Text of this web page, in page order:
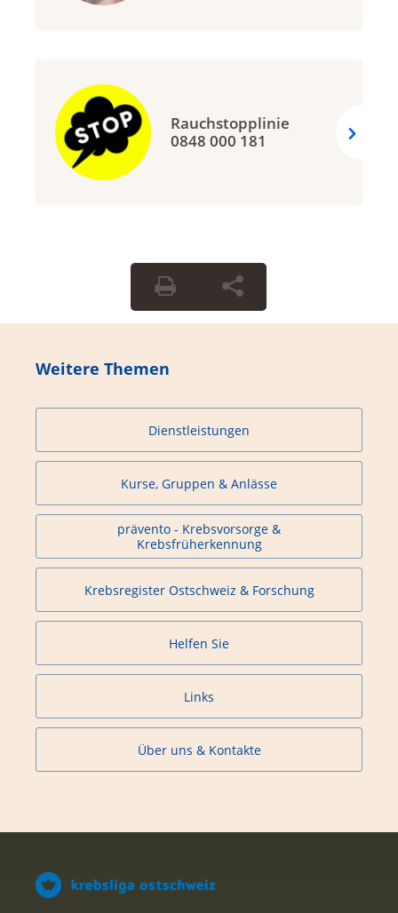
Rauchstopplinie
0848 000 181
Weitere Themen
Dienstleistungen
Kurse, Gruppen & Anlässe
prävento - Krebsvorsorge &
Krebsfrüherkennung
Krebsregister Ostschweiz & Forschung
Helfen Sie
Links
Über uns & Kontakte